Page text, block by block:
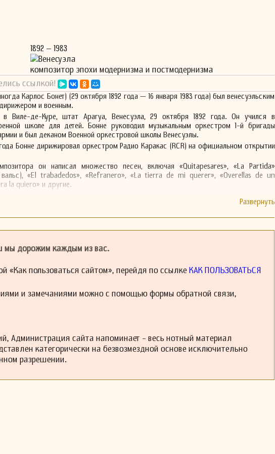
1892 – 1983
Венесуэла
композитор эпохи модернизма и постмодернизма
ссылкой!
Карлос Бонет) (29 октября 1892 года — 16 января 1983 года) был венесуэльским
и военным.
в Виле-де-Куре, штат Арагуа, Венесуэла, 29 октября 1892 года. Он учился в
школе для детей. Бонне руководил музыкальным оркестром 1-й бригады
и был деканом Военной оркестровой школы Венесуэлы.
Бонне дирижировал оркестром Радио Каракас (RCR) на официальном открытии
он написал множество песен, включая «Quitapesares», «La Partida»
вальс), «El trabadedos», «Refranero», «La tierra de mi querer», «Overellas de un
la quiero» и другие.
мы дорожим каждым из вас.
«Как пользоваться сайтом», перейдя по ссылке КАК ПОЛЬЗОВАТЬСЯ
и замечаниями можно с помощью формы обратной связи,
Администрация сайта напоминает - весь нотный материал
категорически на безвозмездной основе исключительно
разрешении.